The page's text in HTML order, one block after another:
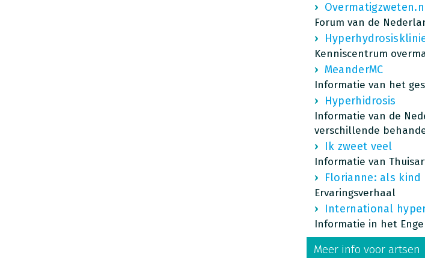
Forum van de
Kenniscentrum
MeanderMC
Informatie van het
Hyperhidrosis
Informatie van de
verschillende
Ik zweet veel
Informatie van
Florianne: als
Ervaringsverhaal
International
Informatie in het
Meer info voor artsen